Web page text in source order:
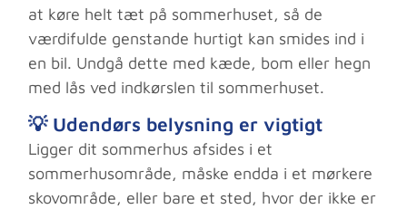
at køre helt tæt på sommerhuset, så de
værdifulde genstande hurtigt kan smides ind i
en bil. Undgå dette med kæde, bom eller hegn
med lås ved indkørslen til sommerhuset.
💡 Udendørs belysning er vigtigt
Ligger dit sommerhus afsides i et
sommerhusområde, måske endda i et mørkere
skovområde, eller bare et sted, hvor der ikke er